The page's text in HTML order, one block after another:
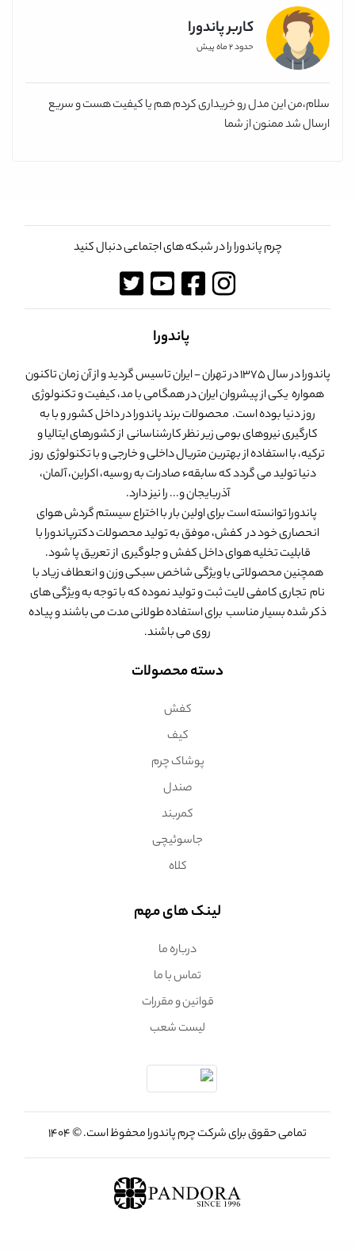
کاربر پاندورا
حدود 2 ماه پیش
سلام،من این مدل رو خریداری کردم هم یا کیفیت هست و سریع
ارسال شد ممنون از شما
چرم پاندورا را در شبکه های اجتماعی دنبال کنید
پاندورا
پاندورا در سال 1375 در تهران - ایران تاسیس گردید و از آن زمان تاکنون
همواره یکی از پیشروان ایران در همگامی با مد، کیفیت و تکنولوژی
روز دنیا بوده است. محصولات برند پاندورا در داخل کشور و با به
کارگیری نیروهای بومی زیر نظر کارشناسانی از کشورهای ایتالیا و
ترکیه، با استفاده از بهترین متریال داخلی و خارجی و با تکنولوژی روز
دنیا تولید می گردد که سابقهء صادرات به روسیه، اکراین، آلمان،
آذربایجان و... را نیز دارد.
پاندورا توانسته است برای اولین بار با اختراع سیستم گردش هوای
انحصاری خود در کفش، موفق به تولید محصولات دکترپاندورا با
قابلیت تخلیه هوای داخل کفش و جلوگیری از تعریق پا شود.
همچنین محصولاتی با ویژگی شاخص سبکی وزن و انعطاف زیاد با
نام تجاری کامفی لایت ثبت و تولید نموده که با توجه به ویژگی های
ذکر شده بسیار مناسب برای استفاده طولانی مدت می باشند و پیاده
روی می باشند.
دسته محصولات
کفش
کیف
پوشاک چرم
صندل
کمربند
جاسوئیچی
کلاه
لینک های مهم
درباره ما
تماس با ما
قوانین و مقررات
لیست شعب
تمامی حقوق برای شرکت چرم پاندورا محفوظ است. © 1404